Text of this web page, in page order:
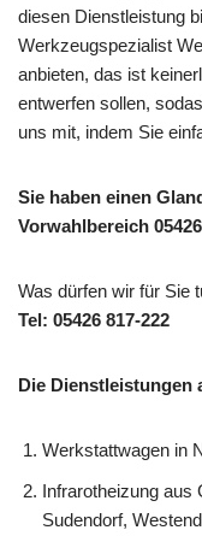
diesen Dienstleistung
Werkzeugspezialist
anbieten, das ist
entwerfen sollen,
uns mit, indem Sie
Sie haben einen
Vorwahlbereich
Was dürfen wir für Sie
Tel: 05426 817-222
Die Dienstleistungen
Werkstattwagen in
Infrarotheizung aus
Sudendorf,